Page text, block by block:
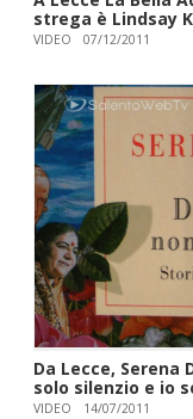
strega è Lindsay
VIDEO 07/12/2011
Da Lecce, Serena
solo silenzio e io
VIDEO 14/07/2011